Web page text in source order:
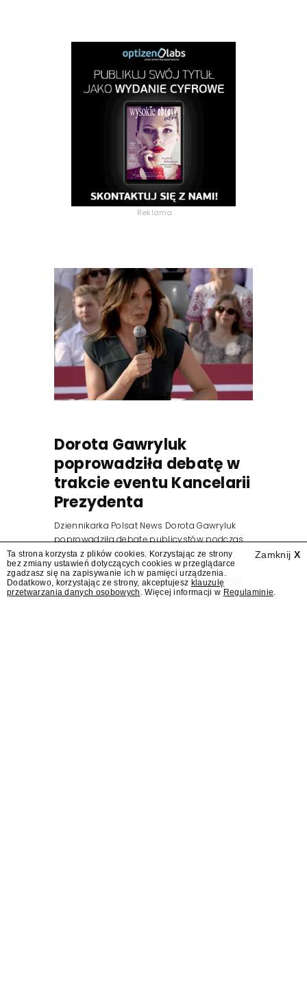
Reklama
Dorota Gawryluk
poprowadziła debatę w
trakcie eventu Kancelarii
Prezydenta
Dziennikarka Polsat News Dorota Gawryluk
poprowadziła debatę publicystów podczas
zorganizowanego przez Kancelarię
Prezydenta wydarzenia z okazji pierwszej
rocznicy zaprzysiężenia Karola Nawrockiego
na prezydenta.
Zamknij X
Ta strona korzysta z plików cookies. Korzystając ze strony
bez zmiany ustawień dotyczących cookies w przeglądarce
zgadzasz się na zapisywanie ich w pamięci urządzenia.
Dodatkowo, korzystając ze strony, akceptujesz klauzulę
przetwarzania danych osobowych . Więcej informacji w Regulaminie.